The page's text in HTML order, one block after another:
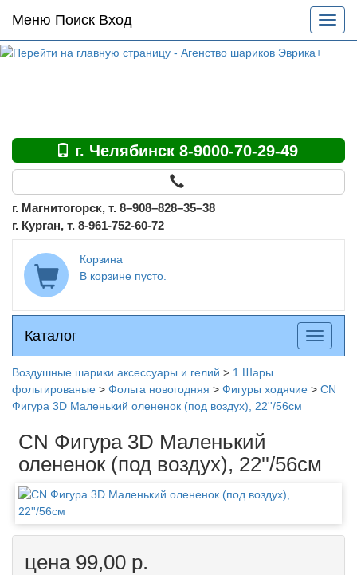
Основное
меню
по
Меню Поиск Вход
меню
г. Челябинск 8-9000-70-29-49
г. Магнитогорск, т. 8–908–828–35–38
г. Курган, т. 8-961-752-60-72
Корзина
В корзине пусто.
Каталог
Каталог
меню
Воздушные шарики аксессуары и гелий > 1 Шары
фольгированые > Фольга новогодняя > Фигуры ходячие > CN
Фигура 3D Маленький олененок (под воздух), 22''/56см
CN Фигура 3D Маленький
олененок (под воздух), 22''/56см
цена 99,00 р.